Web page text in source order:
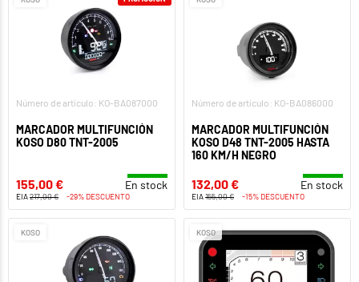
Número de artículo: KO-BA087000
MARCADOR MULTIFUNCIÓN
KOSO D80 TNT-2005
155,00 € En stock
EIA217,00 € -29% DESCUENTO
Número de artículo: KO-BA086000
MARCADOR MULTIFUNCIÓN
KOSO D48 TNT-2005 HASTA
160 KM/H NEGRO
132,00 € En stock
EIA155,00 € -15% DESCUENTO
KOSO KOSO